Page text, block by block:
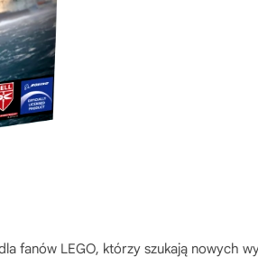
fanów LEGO, którzy szukają nowych